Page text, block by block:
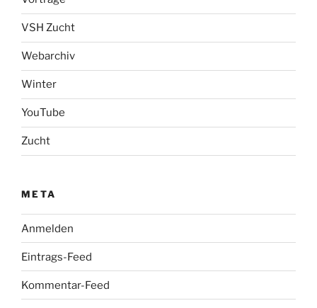
VSH Zucht
Webarchiv
Winter
YouTube
Zucht
META
Anmelden
Eintrags-Feed
Kommentar-Feed